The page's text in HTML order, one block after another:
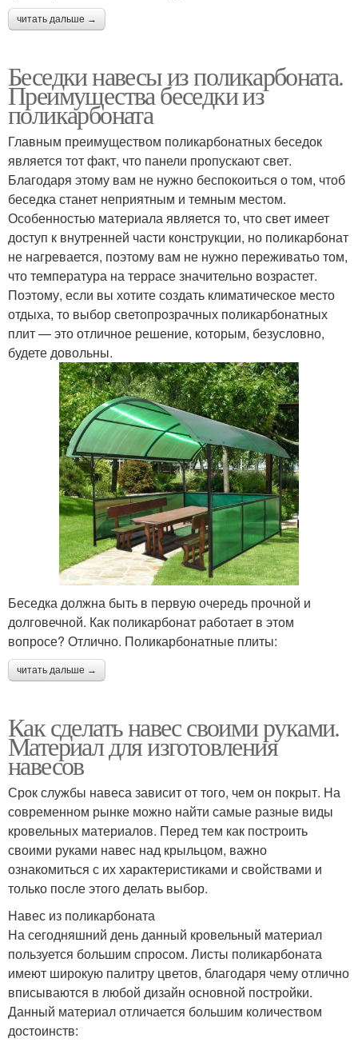
читать дальше →
Беседки навесы из поликарбоната.
Преимущества беседки из
поликарбоната
Главным преимуществом поликарбонатных беседок
является тот факт, что панели пропускают свет.
Благодаря этому вам не нужно беспокоиться о том, чтоб
беседка станет неприятным и темным местом.
Особенностью материала является то, что свет имеет
доступ к внутренней части конструкции, но поликарбонат
не нагревается, поэтому вам не нужно переживатьо том,
что температура на террасе значительно возрастет.
Поэтому, если вы хотите создать климатическое место
отдыха, то выбор светопрозрачных поликарбонатных
плит — это отличное решение, которым, безусловно,
будете довольны.
Беседка должна быть в первую очередь прочной и
долговечной. Как поликарбонат работает в этом
вопросе? Отлично. Поликарбонатные плиты:
читать дальше →
Как сделать навес своими руками.
Материал для изготовления
навесов
Срок службы навеса зависит от того, чем он покрыт. На
современном рынке можно найти самые разные виды
кровельных материалов. Перед тем как построить
своими руками навес над крыльцом, важно
ознакомиться с их характеристиками и свойствами и
только после этого делать выбор.
Навес из поликарбоната
На сегодняшний день данный кровельный материал
пользуется большим спросом. Листы поликарбоната
имеют широкую палитру цветов, благодаря чему отлично
вписываются в любой дизайн основной постройки.
Данный материал отличается большим количеством
достоинств: